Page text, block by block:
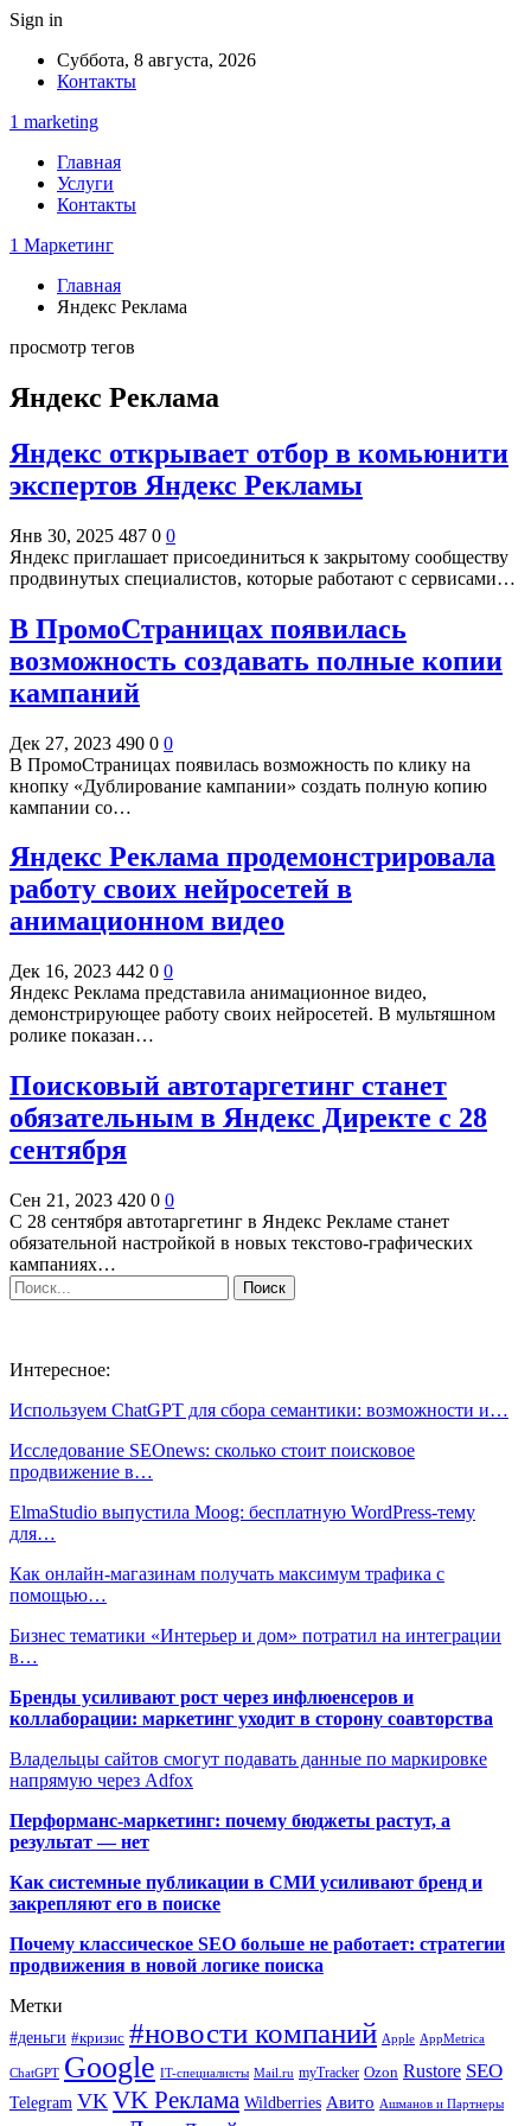
Sign in
Суббота, 8 августа, 2026
Контакты
1 marketing
Главная
Услуги
Контакты
1 Маркетинг
Главная
Яндекс Реклама
просмотр тегов
Яндекс Реклама
Яндекс открывает отбор в комьюнити
экспертов Яндекс Рекламы
Янв 30, 2025 487 0 0
Яндекс приглашает присоединиться к закрытому сообществу
продвинутых специалистов, которые работают с сервисами…
В ПромоСтраницах появилась
возможность создавать полные копии
кампаний
Дек 27, 2023 490 0 0
В ПромоСтраницах появилась возможность по клику на
кнопку «Дублирование кампании» создать полную копию
кампании со…
Яндекс Реклама продемонстрировала
работу своих нейросетей в
анимационном видео
Дек 16, 2023 442 0 0
Яндекс Реклама представила анимационное видео,
демонстрирующее работу своих нейросетей. В мультяшном
ролике показан…
Поисковый автотаргетинг станет
обязательным в Яндекс Директе с 28
сентября
Сен 21, 2023 420 0 0
С 28 сентября автотаргетинг в Яндекс Рекламе станет
обязательной настройкой в новых текстово-графических
кампаниях…
Интересное:
Используем ChatGPT для сбора семантики: возможности и…
Исследование SEOnews: сколько стоит поисковое
продвижение в…
ElmaStudio выпустила Moog: бесплатную WordPress-тему
для…
Как онлайн-магазинам получать максимум трафика с
помощью…
Бизнес тематики «Интерьер и дом» потратил на интеграции
в…
Бренды усиливают рост через инфлюенсеров и
коллаборации: маркетинг уходит в сторону соавторства
Владельцы сайтов смогут подавать данные по маркировке
напрямую через Adfox
Перформанс-маркетинг: почему бюджеты растут, а
результат — нет
Как системные публикации в СМИ усиливают бренд и
закрепляют его в поиске
Почему классическое SEO больше не работает: стратегии
продвижения в новой логике поиска
Метки
#деньги #кризис #новости компаний Apple AppMetrica
ChatGPT Google IT-специалисты Mail.ru myTracker Ozon Rustore SEO
Telegram VK VK Реклама Wildberries Авито Ашманов и Партнеры